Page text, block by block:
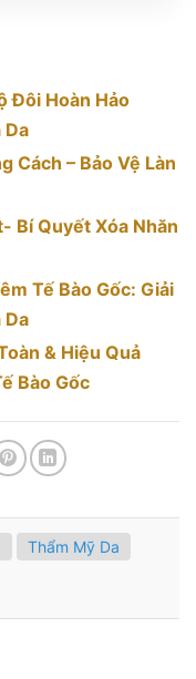
Đôi Hoàn Hảo
Da
Cách – Bảo Vệ Làn
Bí Quyết Xóa Nhăn
Tế Bào Gốc: Giải
Da
& Hiệu Quả
Bào Gốc
Thẩm Mỹ Da